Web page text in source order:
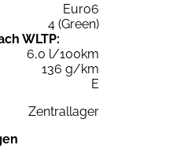
Euro6
4 (Green)
WLTP:
6,0 l/100km
136 g/km
E
Zentrallager